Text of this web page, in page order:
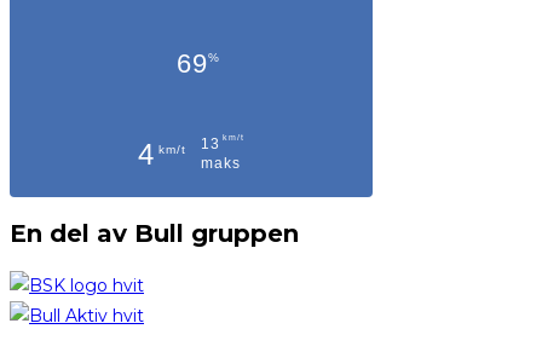
69%
4 km/t 13 km/t
maks
En del av Bull gruppen